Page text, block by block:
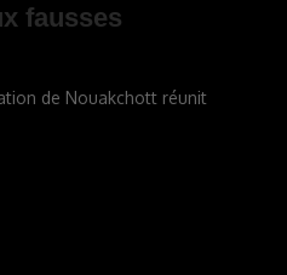
fausses
de Nouakchott réunit